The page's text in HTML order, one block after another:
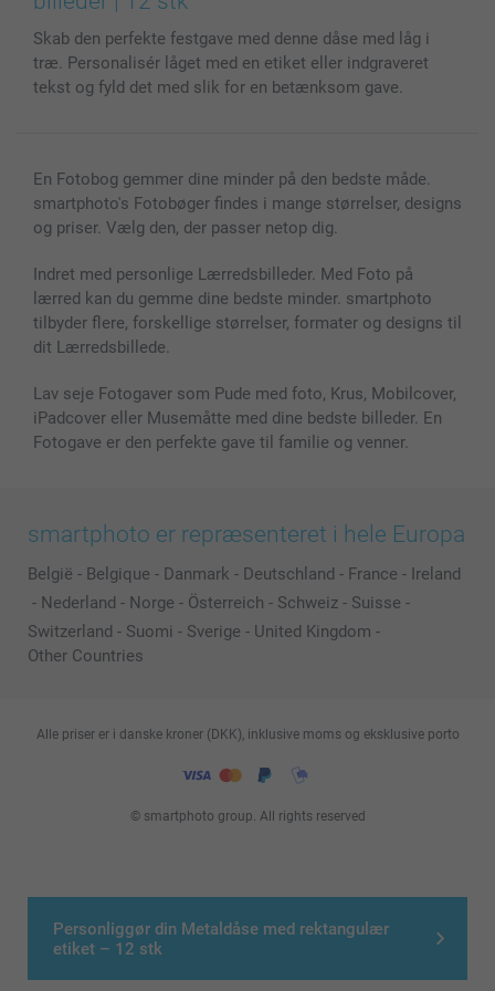
Personliggør din Metaldåse med rektangulær
etiket – 12 stk
Fotokalender & Kalenderbog
Fotorammer & Tilbehør
Investor Relations
Status for ordrer
Skab den perfekte festgave med denne dåse med låg i
træ. Personalisér låget med en etiket eller indgraveret
tekst og fyld det med slik for en betænksom gave.
En Fotobog gemmer dine minder på den bedste måde.
smartphoto's Fotobøger findes i mange størrelser, designs
og priser. Vælg den, der passer netop dig.
Indret med personlige Lærredsbilleder. Med Foto på
lærred kan du gemme dine bedste minder. smartphoto
tilbyder flere, forskellige størrelser, formater og designs til
dit Lærredsbillede.
Lav seje Fotogaver som Pude med foto, Krus, Mobilcover,
iPadcover eller Musemåtte med dine bedste billeder. En
Fotogave er den perfekte gave til familie og venner.
smartphoto er repræsenteret i hele Europa
België - Belgique - Danmark - Deutschland - France - Ireland
- Nederland - Norge - Österreich - Schweiz - Suisse -
Switzerland - Suomi - Sverige - United Kingdom -
Other Countries
© smartphoto group. All rights reserved
Alle priser er i danske kroner (DKK), inklusive moms og eksklusive porto